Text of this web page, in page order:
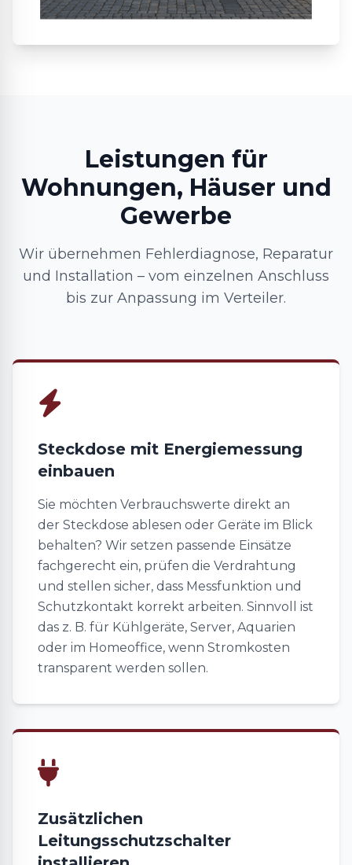
Leistungen für
Wohnungen, Häuser und
Gewerbe
Wir übernehmen Fehlerdiagnose, Reparatur
und Installation – vom einzelnen Anschluss
bis zur Anpassung im Verteiler.
Steckdose mit Energiemessung
einbauen
Sie möchten Verbrauchswerte direkt an
der Steckdose ablesen oder Geräte im Blick
behalten? Wir setzen passende Einsätze
fachgerecht ein, prüfen die Verdrahtung
und stellen sicher, dass Messfunktion und
Schutzkontakt korrekt arbeiten. Sinnvoll ist
das z. B. für Kühlgeräte, Server, Aquarien
oder im Homeoffice, wenn Stromkosten
transparent werden sollen.
Zusätzlichen
Leitungsschutzschalter